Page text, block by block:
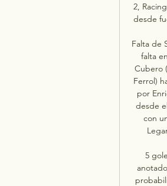
2,
desde
Falta de
falta
Cubero
Ferrol)
por
desde
con
5